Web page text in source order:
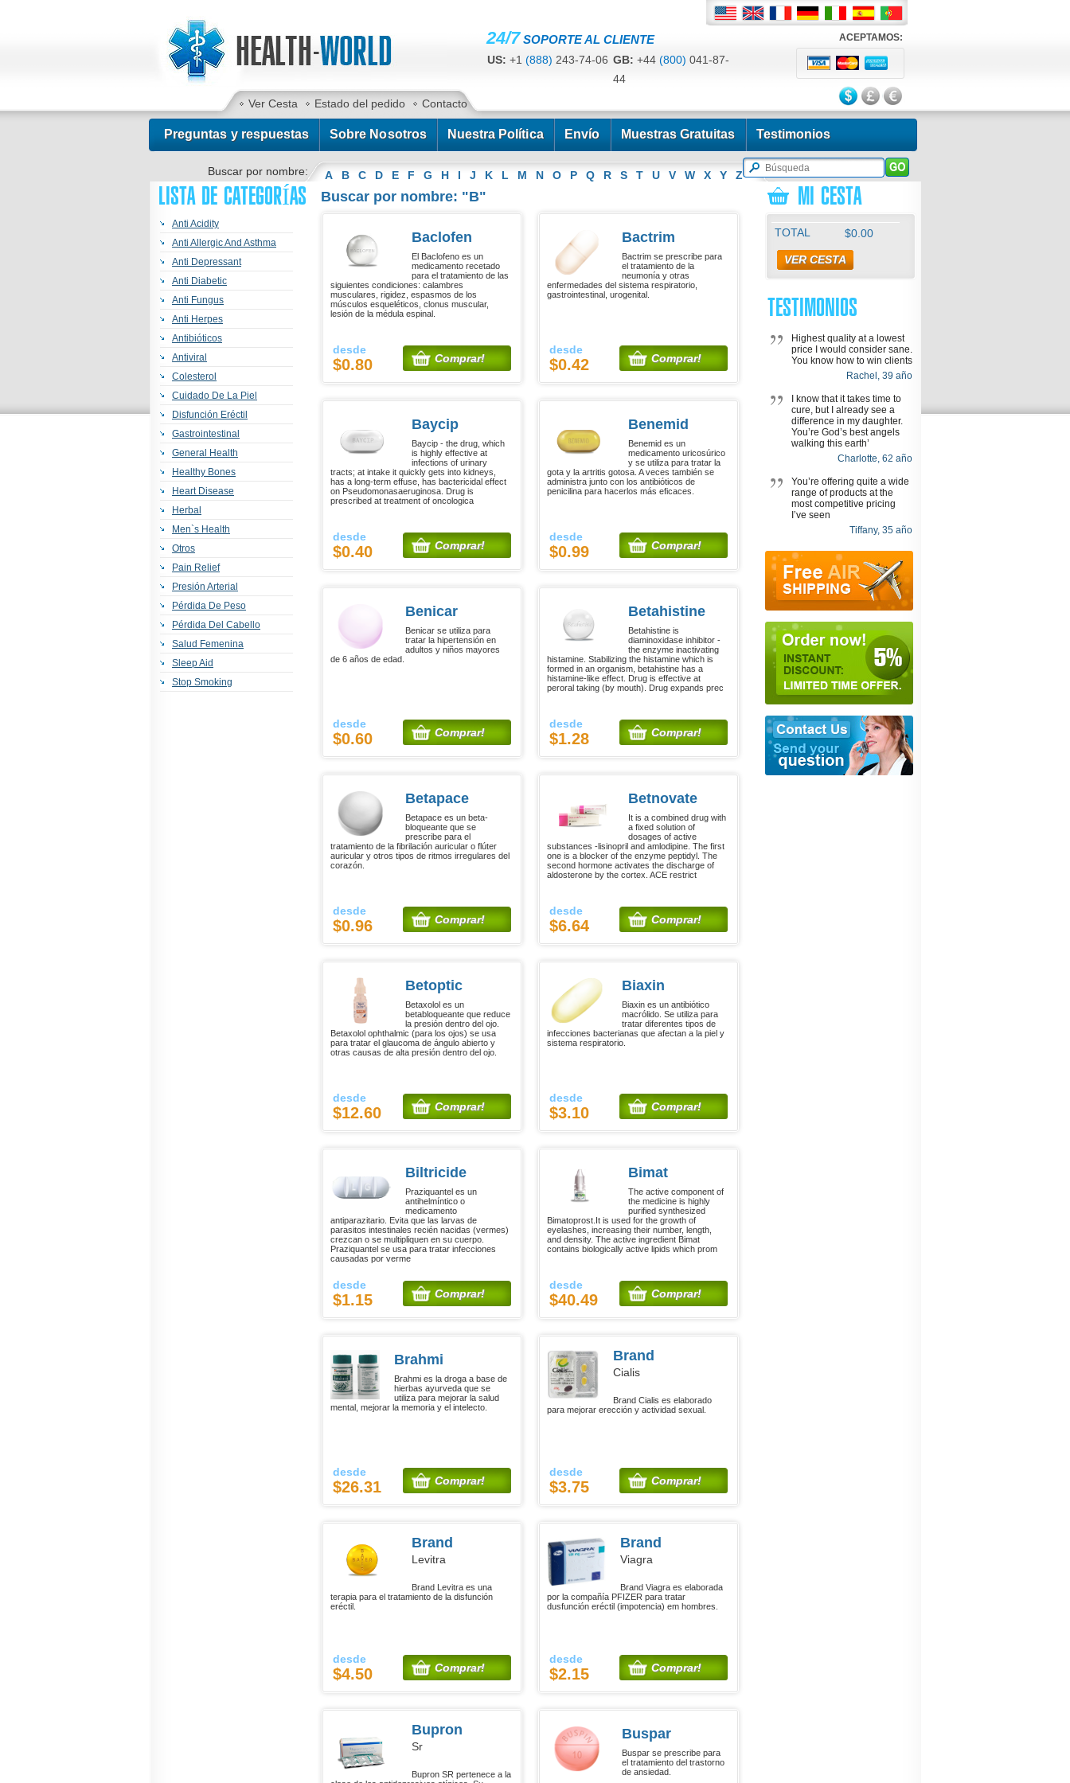
24/7 SOPORTE AL CLIENTE
US: +1 (888) 243-74-06 GB: +44 (800) 041-87-
44
Ver Cesta Estado del pedido Contacto
ACEPTAMOS:
Preguntas y respuestas Sobre Nosotros Nuestra Política Envío Muestras Gratuitas Testimonios
Buscar por nombre: A B C D E F G H I J K L M N O P Q R S T U V W X Y Z
LISTA DE CATEGORÍAS
Anti Acidity
Anti Allergic And Asthma
Anti Depressant
Anti Diabetic
Anti Fungus
Anti Herpes
Antibióticos
Antiviral
Colesterol
Cuidado De La Piel
Disfunción Eréctil
Gastrointestinal
General Health
Healthy Bones
Heart Disease
Herbal
Men`s Health
Otros
Pain Relief
Presión Arterial
Pérdida De Peso
Pérdida Del Cabello
Salud Femenina
Sleep Aid
Stop Smoking
Buscar por nombre: "B"
Baclofen
El Baclofeno es un
medicamento recetado
para el tratamiento de las
siguientes condiciones: calambres
musculares, rigidez, espasmos de los
músculos esqueléticos, clonus muscular,
lesión de la médula espinal.
desde
$0.80 Comprar!
Bactrim
Bactrim se prescribe para
el tratamiento de la
neumonía y otras
enfermedades del sistema respiratorio,
gastrointestinal, urogenital.
desde
$0.42 Comprar!
Baycip
Baycip - the drug, which
is highly effective at
infections of urinary
tracts; at intake it quickly gets into kidneys,
has a long-term effuse, has bactericidal effect
on Pseudomonasaeruginosa. Drug is
prescribed at treatment of oncologica
desde
$0.40 Comprar!
Benemid
Benemid es un
medicamento uricosúrico
y se utiliza para tratar la
gota y la artritis gotosa. A veces también se
administra junto con los antibióticos de
penicilina para hacerlos más eficaces.
desde
$0.99 Comprar!
Benicar
Benicar se utiliza para
tratar la hipertensión en
adultos y niños mayores
de 6 años de edad.
desde
$0.60 Comprar!
Betahistine
Betahistine is
diaminoxidase inhibitor -
the enzyme inactivating
histamine. Stabilizing the histamine which is
formed in an organism, betahistine has a
histamine-like effect. Drug is effective at
peroral taking (by mouth). Drug expands prec
desde
$1.28 Comprar!
Betapace
Betapace es un beta-
bloqueante que se
prescribe para el
tratamiento de la fibrilación auricular o flúter
auricular y otros tipos de ritmos irregulares del
corazón.
desde
$0.96 Comprar!
Betnovate
It is a combined drug with
a fixed solution of
dosages of active
substances -lisinopril and amlodipine. The first
one is a blocker of the enzyme peptidyl. The
second hormone activates the discharge of
aldosterone by the cortex. ACE restrict
desde
$6.64 Comprar!
Betoptic
Betaxolol es un
betabloqueante que reduce
la presión dentro del ojo.
Betaxolol ophthalmic (para los ojos) se usa
para tratar el glaucoma de ángulo abierto y
otras causas de alta presión dentro del ojo.
desde
$12.60 Comprar!
Biaxin
Biaxin es un antibiótico
macrólido. Se utiliza para
tratar diferentes tipos de
infecciones bacterianas que afectan a la piel y
sistema respiratorio.
desde
$3.10 Comprar!
Biltricide
Praziquantel es un
antihelmíntico o
medicamento
antiparazitario. Evita que las larvas de
parasitos intestinales recién nacidas (vermes)
crezcan o se multipliquen en su cuerpo.
Praziquantel se usa para tratar infecciones
causadas por verme
desde
$1.15 Comprar!
Bimat
The active component of
the medicine is highly
purified synthesized
Bimatoprost.It is used for the growth of
eyelashes, increasing their number, length,
and density. The active ingredient Bimat
contains biologically active lipids which prom
desde
$40.49 Comprar!
Brahmi
Brahmi es la droga a base de
hierbas ayurveda que se
utiliza para mejorar la salud
mental, mejorar la memoria y el intelecto.
desde
$26.31 Comprar!
Brand
Cialis
Brand Cialis es elaborado
para mejorar erección y actividad sexual.
desde
$3.75 Comprar!
Brand
Levitra
Brand Levitra es una
terapia para el tratamiento de la disfunción
eréctil.
desde
$4.50 Comprar!
Brand
Viagra
Brand Viagra es elaborada
por la compañía PFIZER para tratar
dusfunción eréctil (impotencia) em hombres.
desde
$2.15 Comprar!
Bupron
Sr
Bupron SR pertenece a la
Buspar
Buspar se prescribe para
el tratamiento del trastorno
de ansiedad.
MI CESTA
TOTAL $0.00
VER CESTA
TESTIMONIOS
Highest quality at a lowest
price I would consider sane.
You know how to win clients
Rachel, 39 año
I know that it takes time to
cure, but I already see a
difference in my daughter.
You’re God’s best angels
walking this earth’
Charlotte, 62 año
You’re offering quite a wide
range of products at the
most competitive pricing
I’ve seen
Tiffany, 35 año